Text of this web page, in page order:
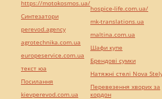
https://motokosmos.ua/
Синтезатори
perevod.agency
agrotechnika.com.ua
europeservice.com.ua
текст юа
Посилання
kievperevod.com.ua
hospice-life.com.ua/
mk-translations.ua
maltina.com.ua
Шафи купе
Брендові сумки
Натяжні стелі Nova
Перевезення хворих за
кордон